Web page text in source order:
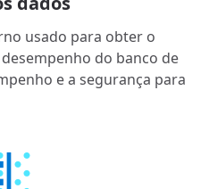
usado para obter o
do banco de
e a segurança para